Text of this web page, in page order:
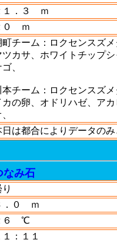
１．３ ｍ
０ ｍ
町チーム：ロクセンスズ
ツカサ、ホワイトチップ
、
本チーム：ロクセンスズ
カの卵、オドリハゼ、ア
日は都合によりデータの
なみ石
．０ ｍ
６ ℃
１：１１